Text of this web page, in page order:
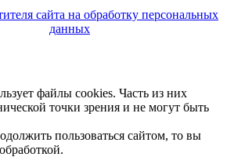
сайта на обработку персональных
данных
файлы cookies. Часть из них
точки зрения и не могут быть
пользоваться сайтом, то вы